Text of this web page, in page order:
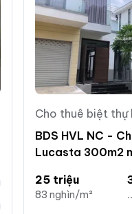
Cho thuê biệt thự
BDS HVL NC -
Lucasta 300m2
25 triệu
83 nghìn/m²